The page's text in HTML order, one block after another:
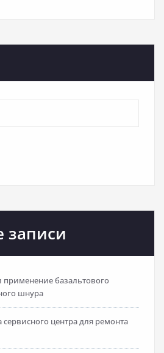
записи
применение базальтового
шнура
центра для ремонта